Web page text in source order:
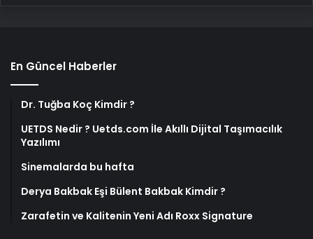
En Güncel Haberler
Dr. Tuğba Koç Kimdir ?
UETDS Nedir ? Uetds.com İle Akıllı Dijital Taşımacılık
Yazılımı
Sinemalarda bu hafta
Derya Bakbak Eşi Bülent Bakbak Kimdir ?
Zarafetin ve Kalitenin Yeni Adı Roxx Signature